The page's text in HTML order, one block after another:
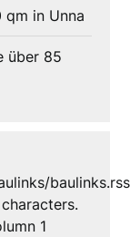
in Unna
über 85
baulinks.rss
1